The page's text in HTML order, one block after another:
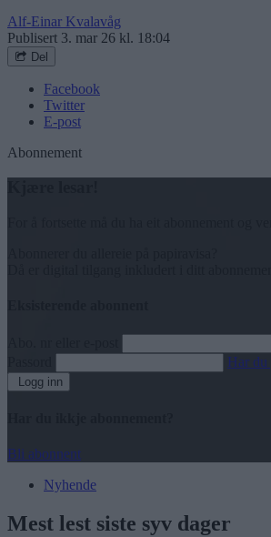
Alf-Einar Kvalavåg
Publisert 3. mar 26 kl. 18:04
Del
Facebook
Twitter
E-post
Abonnement
Har du
Logg inn
Bli abonnent
Nyhende
Mest lest siste syv dager